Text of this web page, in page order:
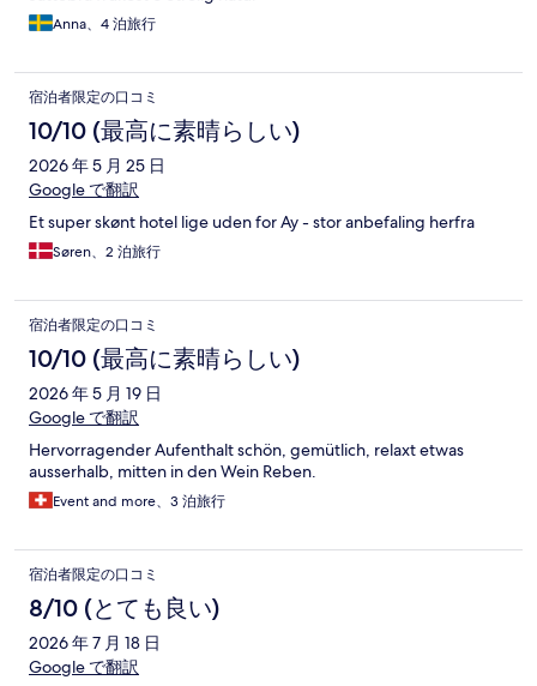
Anna、4 泊旅行
宿泊者限定の口コミ
10/10 (最高に素晴らしい)
2026 年 5 月 25 日
Google で翻訳
Et super skønt hotel lige uden for Ay - stor anbefaling herfra
Søren、2 泊旅行
宿泊者限定の口コミ
10/10 (最高に素晴らしい)
2026 年 5 月 19 日
Google で翻訳
Hervorragender Aufenthalt schön, gemütlich, relaxt etwas
ausserhalb, mitten in den Wein Reben.
Event and more、3 泊旅行
宿泊者限定の口コミ
8/10 (とても良い)
2026 年 7 月 18 日
Google で翻訳